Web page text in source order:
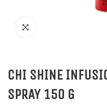
CHI SHINE
SPRAY 150 G